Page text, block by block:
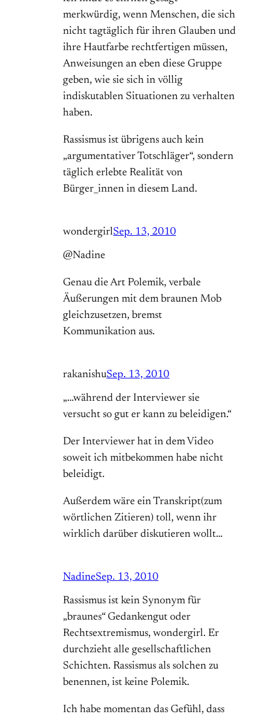
merkwürdig, wenn Menschen, die sich
nicht tagtäglich für ihren Glauben und
ihre Hautfarbe rechtfertigen müssen,
Anweisungen an eben diese Gruppe
geben, wie sie sich in völlig
indiskutablen Situationen zu verhalten
haben.
Rassismus ist übrigens auch kein
„argumentativer Totschläger“, sondern
täglich erlebte Realität von
Bürger_innen in diesem Land.
wondergirlSep. 13, 2010
@Nadine
Genau die Art Polemik, verbale
Äußerungen mit dem braunen Mob
gleichzusetzen, bremst
Kommunikation aus.
rakanishuSep. 13, 2010
„…während der Interviewer sie
versucht so gut er kann zu beleidigen.“
Der Interviewer hat in dem Video
soweit ich mitbekommen habe nicht
beleidigt.
Außerdem wäre ein Transkript(zum
wörtlichen Zitieren) toll, wenn ihr
wirklich darüber diskutieren wollt…
NadineSep. 13, 2010
Rassismus ist kein Synonym für
„braunes“ Gedankengut oder
Rechtsextremismus, wondergirl. Er
durchzieht alle gesellschaftlichen
Schichten. Rassismus als solchen zu
benennen, ist keine Polemik.
Ich habe momentan das Gefühl, dass